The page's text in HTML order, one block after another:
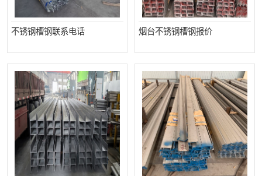
不锈钢槽钢联系电话 烟台不锈钢槽钢报价